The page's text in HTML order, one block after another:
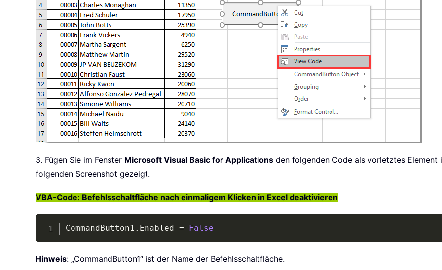
3. Fügen Sie im Fenster Microsoft Visual Basic for Applications den folgenden Code als vorletztes Element
folgenden Screenshot gezeigt.
VBA-Code: Befehlsschaltfläche nach einmaligem Klicken in Excel deaktivieren
CommandButton1 . Enabled = False
Hinweis: „CommandButton1“ ist der Name der Befehlsschaltfläche.